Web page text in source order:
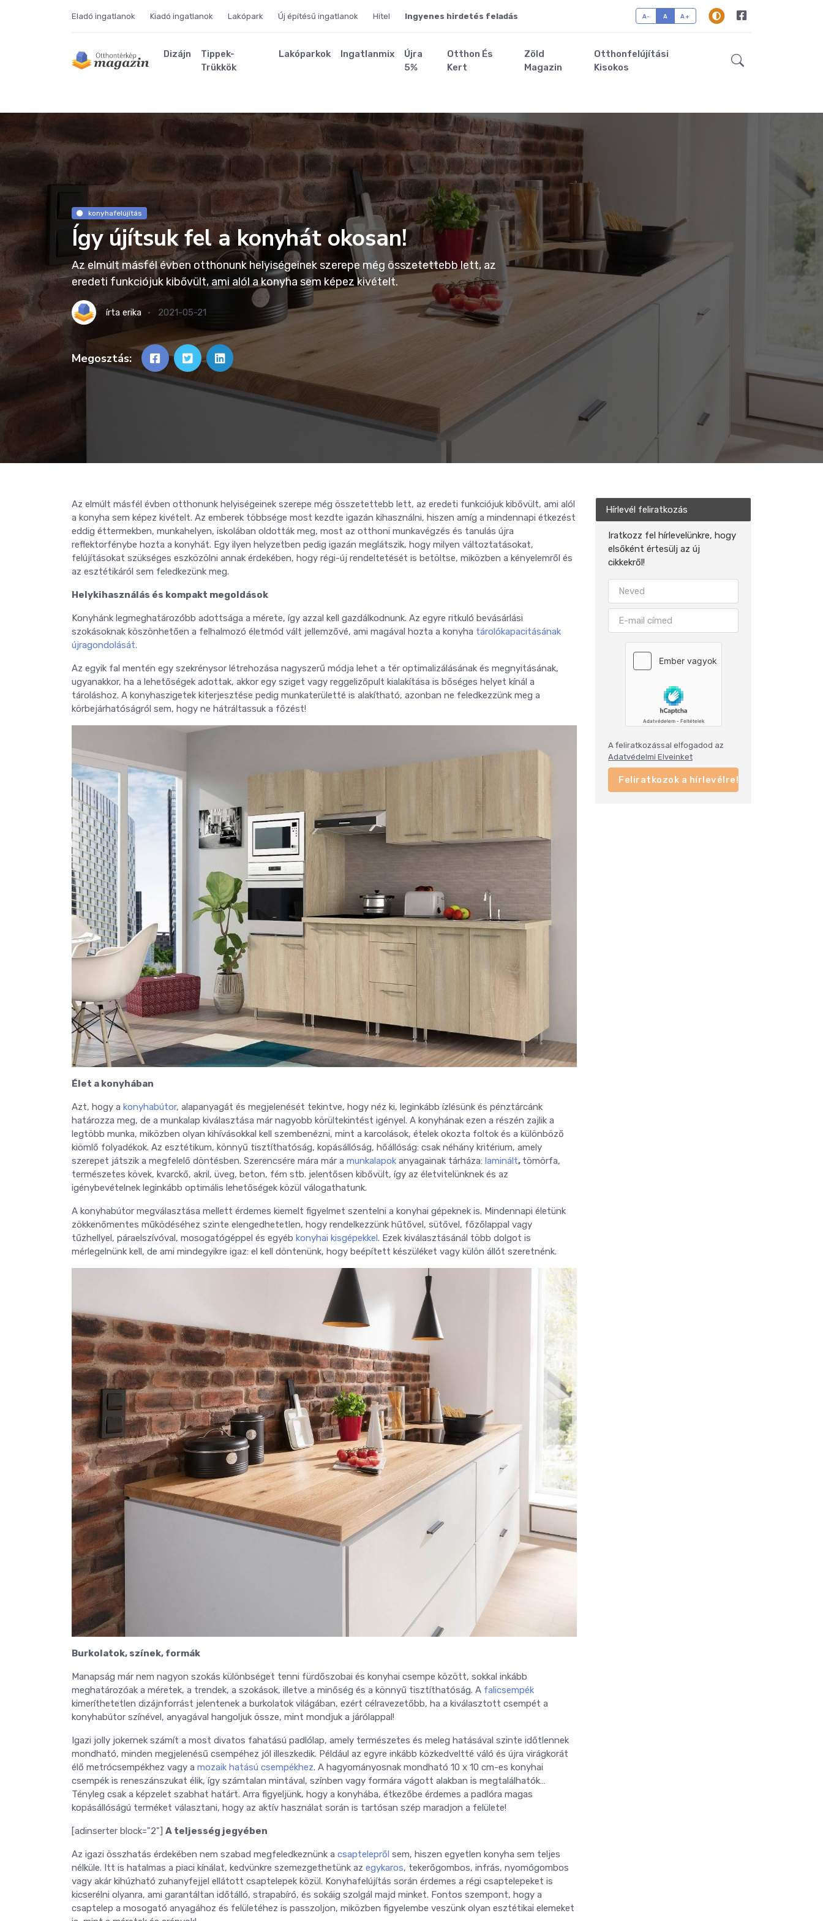
Eladó ingatlanok Kiadó ingatlanok Lakópark Új építésű ingatlanok Hitel Ingyenes hirdetés feladás A- A A+
Dizájn
Tippek-
Trükkök
Lakóparkok Ingatlanmix
Újra
5%
Otthon És
Kert
Zöld
Magazin
Otthonfelújítási
Kisokos
konyhafelújítás
Így újítsuk fel a konyhát okosan!
Az elmúlt másfél évben otthonunk helyiségeinek szerepe még összetettebb lett, az
eredeti funkciójuk kibővült, ami alól a konyha sem képez kivételt.
írta erika 2021-05-21
Megosztás:
Az elmúlt másfél évben otthonunk helyiségeinek szerepe még összetettebb lett, az eredeti funkciójuk kibővült, ami alól
a konyha sem képez kivételt. Az emberek többsége most kezdte igazán kihasználni, hiszen amíg a mindennapi étkezést
eddig éttermekben, munkahelyen, iskolában oldották meg, most az otthoni munkavégzés és tanulás újra
reflektorfénybe hozta a konyhát. Egy ilyen helyzetben pedig igazán meglátszik, hogy milyen változtatásokat,
felújításokat szükséges eszközölni annak érdekében, hogy régi-új rendeltetését is betöltse, miközben a kényelemről és
az esztétikáról sem feledkezünk meg.
Helykihasználás és kompakt megoldások
Konyhánk legmeghatározóbb adottsága a mérete, így azzal kell gazdálkodnunk. Az egyre ritkuló bevásárlási
szokásoknak köszönhetően a felhalmozó életmód vált jellemzővé, ami magával hozta a konyha tárolókapacitásának
újragondolását.
Az egyik fal mentén egy szekrénysor létrehozása nagyszerű módja lehet a tér optimalizálásának és megnyitásának,
ugyanakkor, ha a lehetőségek adottak, akkor egy sziget vagy reggelizőpult kialakítása is bőséges helyet kínál a
tároláshoz. A konyhaszigetek kiterjesztése pedig munkaterületté is alakítható, azonban ne feledkezzünk meg a
körbejárhatóságról sem, hogy ne hátráltassuk a főzést!
Élet a konyhában
Azt, hogy a konyhabútor, alapanyagát és megjelenését tekintve, hogy néz ki, leginkább ízlésünk és pénztárcánk
határozza meg, de a munkalap kiválasztása már nagyobb körültekintést igényel. A konyhának ezen a részén zajlik a
legtöbb munka, miközben olyan kihívásokkal kell szembenézni, mint a karcolások, ételek okozta foltok és a különböző
kiömlő folyadékok. Az esztétikum, könnyű tisztíthatóság, kopásállóság, hőállóság: csak néhány kritérium, amely
szerepet játszik a megfelelő döntésben. Szerencsére mára már a munkalapok anyagainak tárháza: laminált, tömörfa,
természetes kövek, kvarckő, akril, üveg, beton, fém stb. jelentősen kibővült, így az életvitelünknek és az
igénybevételnek leginkább optimális lehetőségek közül válogathatunk.
A konyhabútor megválasztása mellett érdemes kiemelt figyelmet szentelni a konyhai gépeknek is. Mindennapi életünk
zökkenőmentes működéséhez szinte elengedhetetlen, hogy rendelkezzünk hűtővel, sütővel, főzőlappal vagy
tűzhellyel, páraelszívóval, mosogatógéppel és egyéb konyhai kisgépekkel. Ezek kiválasztásánál több dolgot is
mérlegelnünk kell, de ami mindegyikre igaz: el kell döntenünk, hogy beépített készüléket vagy külön állót szeretnénk.
Burkolatok, színek, formák
Manapság már nem nagyon szokás különbséget tenni fürdőszobai és konyhai csempe között, sokkal inkább
meghatározóak a méretek, a trendek, a szokások, illetve a minőség és a könnyű tisztíthatóság. A falicsempék
kimeríthetetlen dizájnforrást jelentenek a burkolatok világában, ezért célravezetőbb, ha a kiválasztott csempét a
konyhabútor színével, anyagával hangoljuk össze, mint mondjuk a járólappal!
Igazi jolly jokernek számít a most divatos fahatású padlólap, amely természetes és meleg hatásával szinte időtlennek
mondható, minden megjelenésű csempéhez jól illeszkedik. Például az egyre inkább közkedveltté váló és újra virágkorát
élő metrócsempékhez vagy a mozaik hatású csempékhez. A hagyományosnak mondható 10 x 10 cm-es konyhai
csempék is reneszánszukat élik, így számtalan mintával, színben vagy formára vágott alakban is megtalálhatók…
Tényleg csak a képzelet szabhat határt. Arra figyeljünk, hogy a konyhába, étkezőbe érdemes a padlóra magas
kopásállóságú terméket választani, hogy az aktív használat során is tartósan szép maradjon a felülete!
[adinserter block="2"] A teljesség jegyében
Az igazi összhatás érdekében nem szabad megfeledkeznünk a csaptelepről sem, hiszen egyetlen konyha sem teljes
nélküle. Itt is hatalmas a piaci kínálat, kedvünkre szemezgethetünk az egykaros, tekerőgombos, infrás, nyomógombos
vagy akár kihúzható zuhanyfejjel ellátott csaptelepek közül. Konyhafelújítás során érdemes a régi csaptelepeket is
kicserélni olyanra, ami garantáltan időtálló, strapabíró, és sokáig szolgál majd minket. Fontos szempont, hogy a
csaptelep a mosogató anyagához és felületéhez is passzoljon, miközben figyelembe veszünk olyan esztétikai elemeket
Hírlevél feliratkozás
Iratkozz fel hírlevelünkre, hogy
elsőként értesülj az új
cikkekről!
A feliratkozással elfogadod az
Adatvédelmi Elveinket
Feliratkozok a hírlevélre!